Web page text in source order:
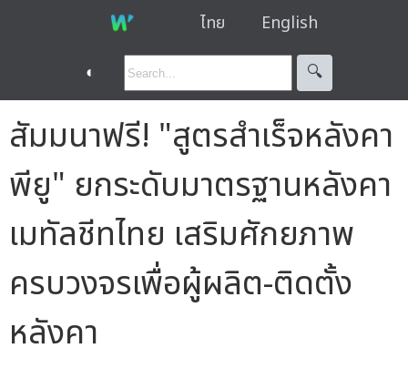
ไทย English
◐ 🔍︎
สัมมนาฟรี! "สูตรสำเร็จหลังคา
พียู" ยกระดับมาตรฐานหลังคา
เมทัลชีทไทย เสริมศักยภาพ
ครบวงจรเพื่อผู้ผลิต-ติดตั้ง
หลังคา